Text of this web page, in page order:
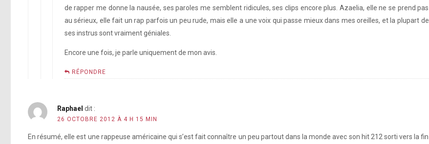
de rapper me donne la nausée, ses paroles me semblent ridicules, ses clips encore plus. Azaelia, elle ne se prend pas
au sérieux, elle fait un rap parfois un peu rude, mais elle a une voix qui passe mieux dans mes oreilles, et la plupart de
ses instrus sont vraiment géniales.
Encore une fois, je parle uniquement de mon avis.
RÉPONDRE
Raphael dit :
26 OCTOBRE 2012 À 4 H 15 MIN
En résumé, elle est une rappeuse américaine qui s’est fait connaître un peu partout dans la monde avec son hit 212 sorti vers la fin